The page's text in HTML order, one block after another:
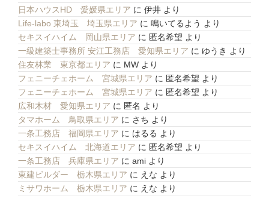
日本ハウスHD 愛媛県エリア に 伊井 より
Life-labo 東埼玉 埼玉県エリア に 鳴いてるよう より
セキスイハイム 岡山県エリア に 匿名希望 より
一級建築士事務所 安江工務店 愛知県エリア に ゆうき より
住友林業 東京都エリア に MW より
フェニーチェホーム 宮城県エリア に 匿名希望 より
フェニーチェホーム 宮城県エリア に 匿名希望 より
広和木材 愛知県エリア に 匿名 より
タマホーム 鳥取県エリア に さち より
一条工務店 福岡県エリア に はるる より
セキスイハイム 北海道エリア に 匿名希望 より
一条工務店 兵庫県エリア に ami より
東建ビルダー 栃木県エリア に えな より
ミサワホーム 栃木県エリア に えな より